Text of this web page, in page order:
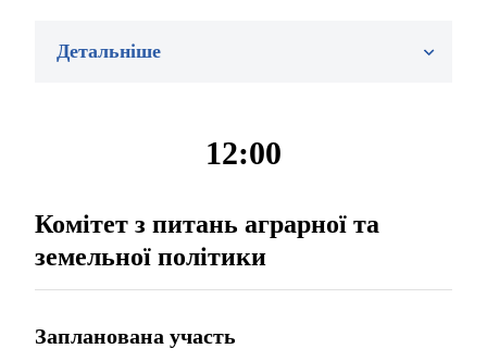
Детальніше
12:00
Комітет з питань аграрної та
земельної політики
Запланована участь